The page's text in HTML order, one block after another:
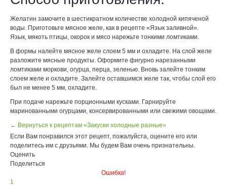
Желатин замочите в шестикратном количестве холодной кипяченой
воды. Приготовьте мясное желе, как в рецепте «Язык заливной».
Язык, мякоть птицы, окорок и мясо нарежьте тонкими ломтиками.
В формы налейте мясное желе слоем 5 мм и охладите. На слой желе
разложите мясные продукты. Оформите фигурно нарезанными
ломтиками моркови, огурца, перца, зеленью. Вновь залейте тонким
слоем желе и охладите. Залейте оставшимся желе так, чтобы слой его
был не менее 5 мм, охладите.
При подаче нарежьте порционными кусками. Гарнируйте
маринованными огурцами, консервированными или свежими овощами.
← Вернуться к рецептам «Закуски холодные разные»
Если Вам понравился этот рецепт, пожалуйста, оцените его или
поделитесь им с друзьями. Мы будем Вам очень признательны.
Оценить
Поделиться
Ошибка!
1